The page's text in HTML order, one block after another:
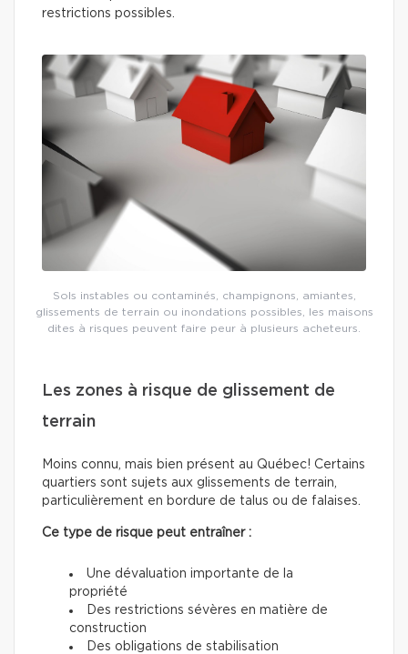
restrictions possibles.
Sols instables ou contaminés, champignons, amiantes,
glissements de terrain ou inondations possibles, les maisons
dites à risques peuvent faire peur à plusieurs acheteurs.
Les zones à risque de glissement de
terrain
Moins connu, mais bien présent au Québec! Certains
quartiers sont sujets aux glissements de terrain,
particulièrement en bordure de talus ou de falaises.
Ce type de risque peut entraîner :
Une dévaluation importante de la
propriété
Des restrictions sévères en matière de
construction
Des obligations de stabilisation